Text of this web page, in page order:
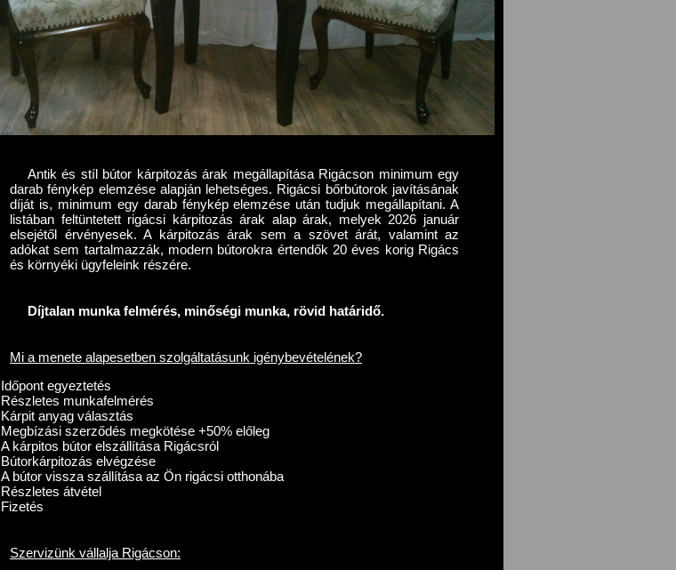
Antik és stíl bútor kárpitozás árak megállapítása Rigácson minimum egy
darab fénykép elemzése alapján lehetséges. Rigácsi bőrbútorok javításának
díját is, minimum egy darab fénykép elemzése után tudjuk megállapítani. A
listában feltüntetett rigácsi kárpitozás árak alap árak, melyek 2026 január
elsejétől érvényesek. A kárpitozás árak sem a szövet árát, valamint az
adókat sem tartalmazzák, modern bútorokra értendők 20 éves korig Rigács
és környéki ügyfeleink részére.
Díjtalan munka felmérés, minőségi munka, rövid határidő.
Mi a menete alapesetben szolgáltatásunk igénybevételének?
Időpont egyeztetés
Részletes munkafelmérés
Kárpit anyag választás
Megbízási szerződés megkötése +50% előleg
A kárpitos bútor elszállítása Rigácsról
Bútorkárpitozás elvégzése
A bútor vissza szállítása az Ön rigácsi otthonába
Részletes átvétel
Fizetés
Szervizünk vállalja Rigácson: